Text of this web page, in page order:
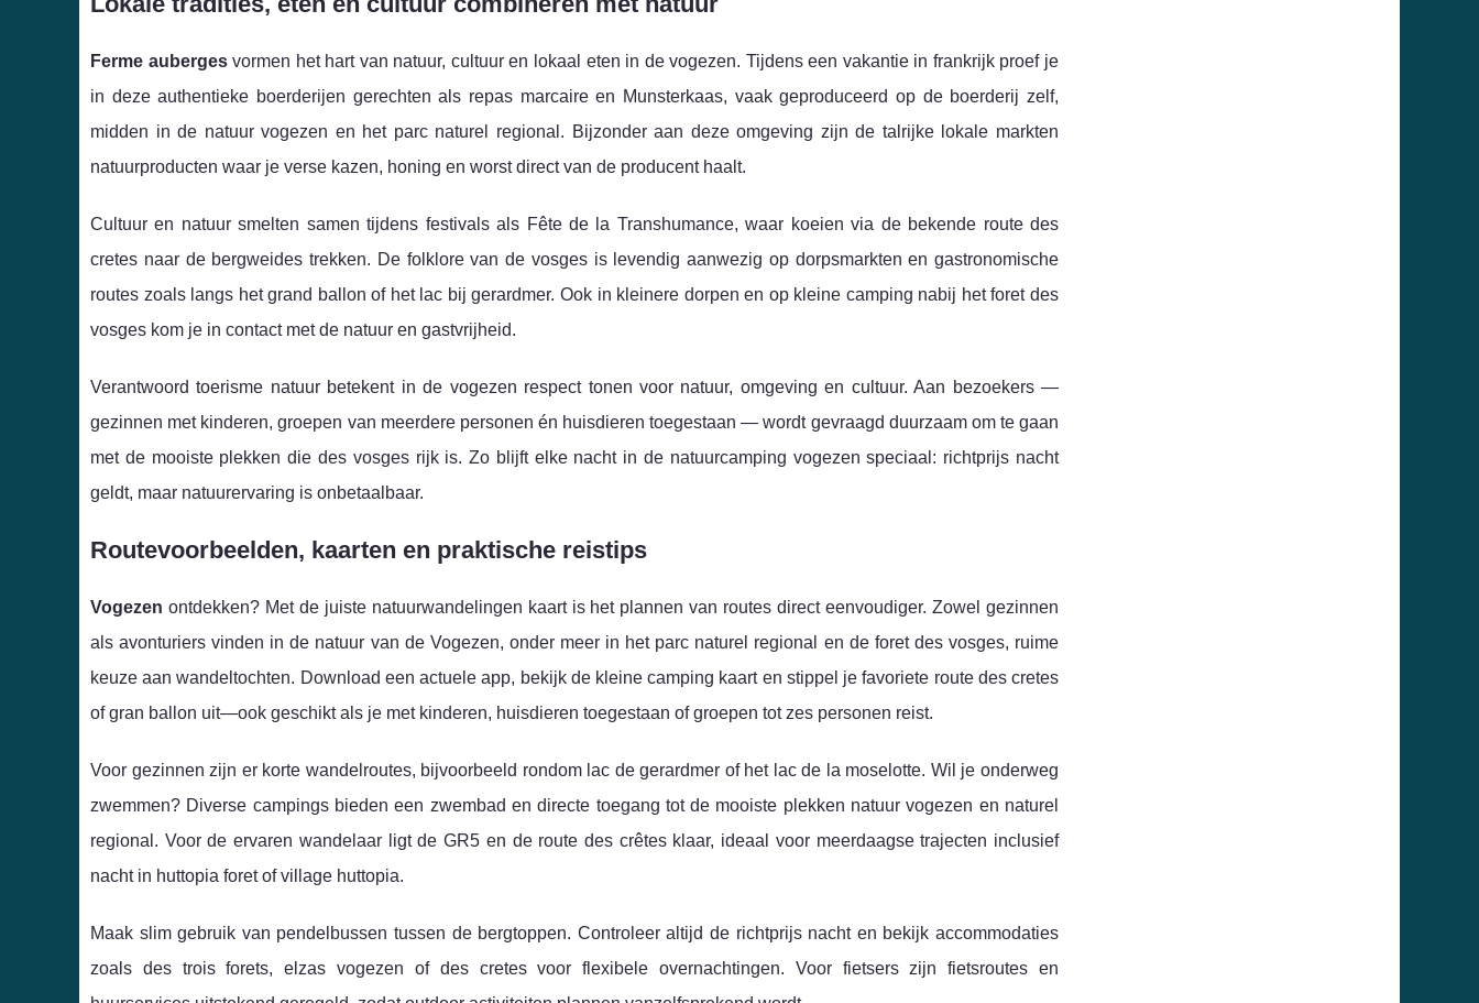
Ferme aubergesvormen het hart van natuur, cultuur en lokaal eten in de vogezen. Tijdens een vakantie in frankrijk proef je
in deze authentieke boerderijen gerechten als repas marcaire en Munsterkaas, vaak geproduceerd op de boerderij zelf,
midden in de natuur vogezen en het parc naturel regional. Bijzonder aan deze omgeving zijn de talrijke lokale markten
natuurproducten waar je verse kazen, honing en worst direct van de producent haalt.
Cultuur en natuur smelten samen tijdens festivals als Fête de la Transhumance, waar koeien via de bekende route des
cretes naar de bergweides trekken. De folklore van de vosges is levendig aanwezig op dorpsmarkten en gastronomische
routes zoals langs het grand ballon of het lac bij gerardmer. Ook in kleinere dorpen en op kleine camping nabij het foret des
vosges kom je in contact met de natuur en gastvrijheid.
Verantwoord toerisme natuur betekent in de vogezen respect tonen voor natuur, omgeving en cultuur. Aan bezoekers —
gezinnen met kinderen, groepen van meerdere personen én huisdieren toegestaan — wordt gevraagd duurzaam om te gaan
met de mooiste plekken die des vosges rijk is. Zo blijft elke nacht in de natuurcamping vogezen speciaal: richtprijs nacht
geldt, maar natuurervaring is onbetaalbaar.
Routevoorbeelden, kaarten en praktische reistips
Vogezen ontdekken? Met de juiste natuurwandelingen kaart is het plannen van routes direct eenvoudiger. Zowel gezinnen
als avonturiers vinden in de natuur van de Vogezen, onder meer in het parc naturel regional en de foret des vosges, ruime
keuze aan wandeltochten. Download een actuele app, bekijk de kleine camping kaart en stippel je favoriete route des cretes
of gran ballon uit—ook geschikt als je met kinderen, huisdieren toegestaan of groepen tot zes personen reist.
Voor gezinnen zijn er korte wandelroutes, bijvoorbeeld rondom lac de gerardmer of het lac de la moselotte. Wil je onderweg
zwemmen? Diverse campings bieden een zwembad en directe toegang tot de mooiste plekken natuur vogezen en naturel
regional. Voor de ervaren wandelaar ligt de GR5 en de route des crêtes klaar, ideaal voor meerdaagse trajecten inclusief
nacht in huttopia foret of village huttopia.
Maak slim gebruik van pendelbussen tussen de bergtoppen. Controleer altijd de richtprijs nacht en bekijk accommodaties
zoals des trois forets, elzas vogezen of des cretes voor flexibele overnachtingen. Voor fietsers zijn fietsroutes en